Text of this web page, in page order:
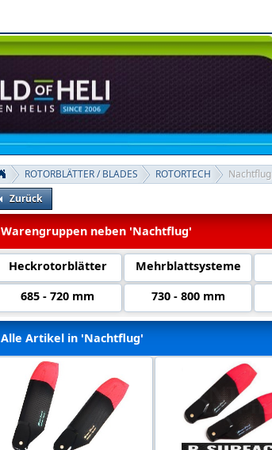
ROTORBLÄTTER / BLADES ROTORTECH
Nachtflug
Zurück
Warengruppen neben 'Nachtflug'
Heckrotorblätter Mehrblattsysteme
685 - 720 mm
730 - 800 mm
Alle Artikel in 'Nachtflug'